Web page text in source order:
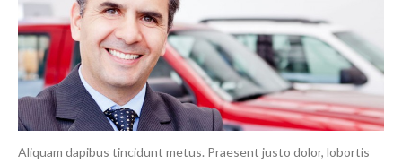
Aliquam dapibus tincidunt metus. Praesent justo dolor, lobortis